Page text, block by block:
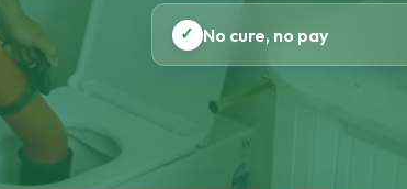
✓ No cure, no pay